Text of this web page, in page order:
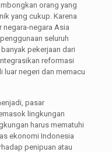
orang yang
yang cukup. Karena
negara-negara Asia
seluruh
pekerjaan dari
reformasi
luar negeri dan memacu
pasar
lingkungan
harus mematuhi
ekonomi Indonesia
penipuan atau